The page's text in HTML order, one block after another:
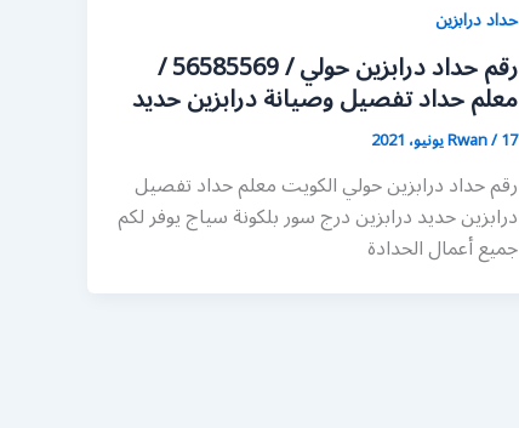
حداد درابزين
رقم حداد درابزين حولي / 56585569 /
معلم حداد تفصيل وصيانة درابزين حديد
Rwan/17 يونيو، 2021
رقم حداد درابزين حولي الكويت معلم حداد تفصيل
درابزين حديد درابزين درج سور بلكونة سياج يوفر لكم
جميع أعمال الحدادة